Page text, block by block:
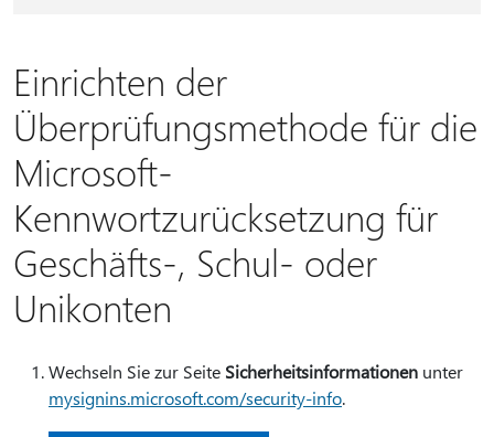
Einrichten der
Überprüfungsmethode für die
Microsoft-
Kennwortzurücksetzung für
Geschäfts-, Schul- oder
Unikonten
Wechseln Sie zur Seite Sicherheitsinformationen unter
mysignins.microsoft.com/security-info.